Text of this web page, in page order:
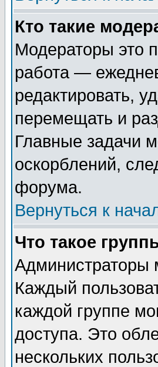
Кто такие
Модераторы это
работа —
редактировать,
перемещать и
Главные задачи
оскорблений,
форума.
Вернуться к
Что такое
Администраторы
Каждый
каждой группе
доступа. Это
нескольких